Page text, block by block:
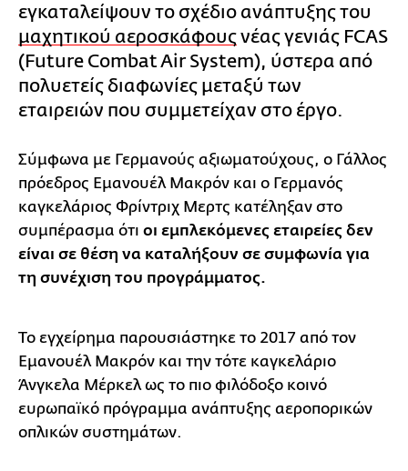
εγκαταλείψουν το σχέδιο ανάπτυξης του
μαχητικού αεροσκάφουςνέας γενιάς FCAS
(Future Combat Air System), ύστερα από
πολυετείς διαφωνίες μεταξύ των
εταιρειών που συμμετείχαν στο έργο.
Σύμφωνα με Γερμανούς αξιωματούχους, ο Γάλλος
πρόεδρος Εμανουέλ Μακρόν και ο Γερμανός
καγκελάριος Φρίντριχ Μερτς κατέληξαν στο
συμπέρασμα ότι οι εμπλεκόμενες εταιρείες δεν
είναι σε θέση να καταλήξουν σε συμφωνία για
τη συνέχιση του προγράμματος.
Το εγχείρημα παρουσιάστηκε το 2017 από τον
Εμανουέλ Μακρόν και την τότε καγκελάριο
Άνγκελα Μέρκελ ως το πιο φιλόδοξο κοινό
ευρωπαϊκό πρόγραμμα ανάπτυξης αεροπορικών
οπλικών συστημάτων.